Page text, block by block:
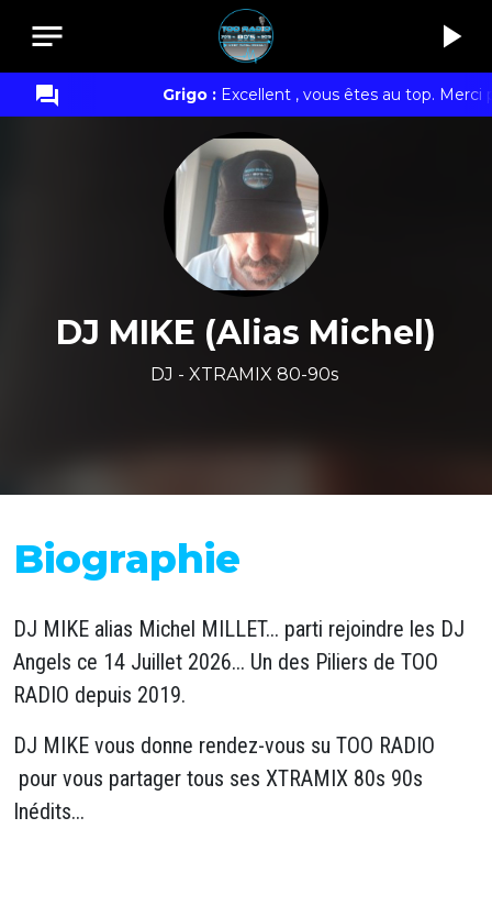
notes play_arrow
question_answer Grigo : Excellent , vous êtes au top. Merci
DJ MIKE (Alias Michel)
DJ - XTRAMIX 80-90s
Biographie
DJ MIKE alias Michel MILLET... parti rejoindre les DJ
Angels ce 14 Juillet 2026... Un des Piliers de TOO
RADIO depuis 2019.
DJ MIKE vous donne rendez-vous su TOO RADIO
pour vous partager tous ses XTRAMIX 80s 90s
Inédits...